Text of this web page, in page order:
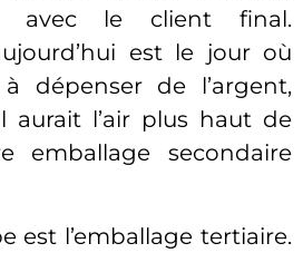
avec le client final.
est le jour où
dépenser de l’argent,
aurait l’air plus haut de
emballage secondaire
est l’emballage tertiaire.